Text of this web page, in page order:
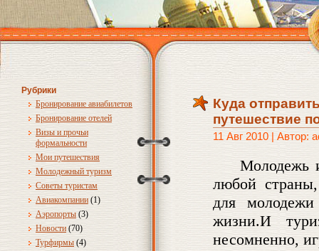
Рубрики
Бронирование авиабилетов
Бронирование отелей
Визы и прочьи
формальности
Мои путешествия
Молодежный туризм
Советы туристам
Авиакомпании (1)
Аэропорты (3)
Новости (70)
Турфирмы (4)
Куда
путешествие
11 Авг 2010 | Автор:
Молодежь
любой
для молодежи
жизни.И
несомненно,